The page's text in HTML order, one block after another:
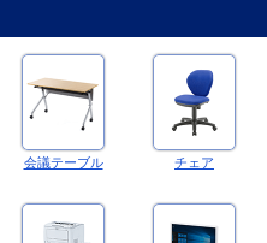
会議テーブル チェア